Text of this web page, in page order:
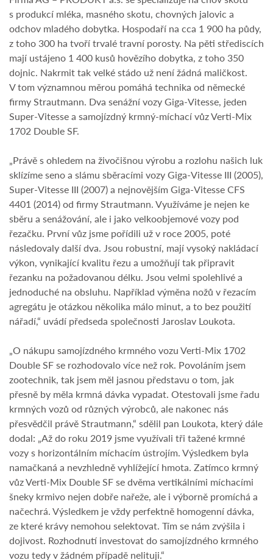
s produkcí mléka, masného skotu, chovných jalovic a
odchov mladého dobytka. Hospodaří na cca 1 900 ha půdy,
z toho 300 ha tvoří trvalé travní porosty. Na pěti střediscích
mají ustájeno 1 400 kusů hovězího dobytka, z toho 350
dojnic. Nakrmit tak velké stádo už není žádná maličkost.
V tom významnou měrou pomáhá technika od německé
firmy Strautmann. Dva senážní vozy Giga-Vitesse, jeden
Super-Vitesse a samojízdný krmný-míchací vůz Verti-Mix
1702 Double SF.
„Právě s ohledem na živočišnou výrobu a rozlohu našich luk
sklízíme seno a slámu sběracími vozy Giga-Vitesse III (2005),
Super-Vitesse III (2007) a nejnovějším Giga-Vitesse CFS
4401 (2014) od firmy Strautmann. Využíváme je nejen ke
sběru a senážování, ale i jako velkoobjemové vozy pod
řezačku. První vůz jsme pořídili už v roce 2005, poté
následovaly další dva. Jsou robustní, mají vysoký nakládací
výkon, vynikající kvalitu řezu a umožňují tak připravit
řezanku na požadovanou délku. Jsou velmi spolehlivé a
jednoduché na obsluhu. Například výměna nožů v řezacím
agregátu je otázkou několika málo minut, a to bez použití
nářadí,“ uvádí předseda společnosti Jaroslav Loukota.
„O nákupu samojízdného krmného vozu Verti-Mix 1702
Double SF se rozhodovalo více než rok. Povoláním jsem
zootechnik, tak jsem měl jasnou představu o tom, jak
přesně by měla krmná dávka vypadat. Otestovali jsme řadu
krmných vozů od různých výrobců, ale nakonec nás
přesvědčil právě Strautmann,“ sdělil pan Loukota, který dále
dodal: „Až do roku 2019 jsme využívali tři tažené krmné
vozy s horizontálním míchacím ústrojím. Výsledkem byla
namačkaná a nevzhledně vyhlížející hmota. Zatímco krmný
vůz Verti-Mix Double SF se dvěma vertikálními míchacími
šneky krmivo nejen dobře nařeže, ale i výborně promíchá a
načechrá. Výsledkem je vždy perfektně homogenní dávka,
ze které krávy nemohou selektovat. Tím se nám zvýšila i
dojivost. Rozhodnutí investovat do samojízdného krmného
vozu tedy v žádném případě nelituji.“